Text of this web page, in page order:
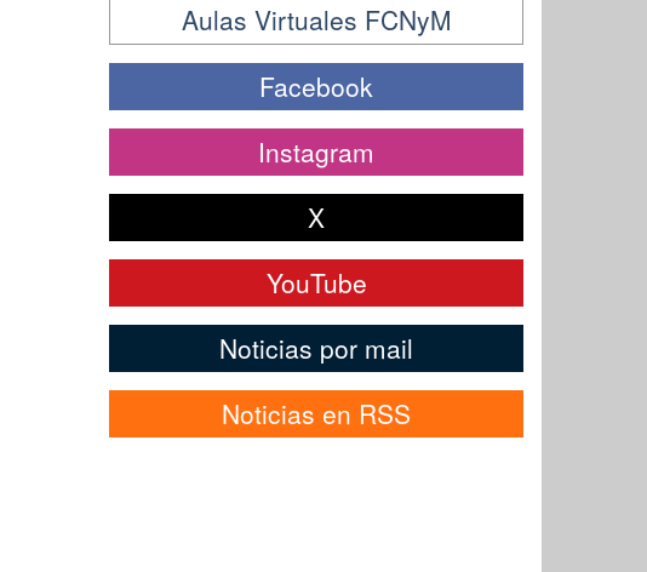
Aulas Virtuales FCNyM
Facebook
Instagram
X
YouTube
Noticias por mail
Noticias en RSS